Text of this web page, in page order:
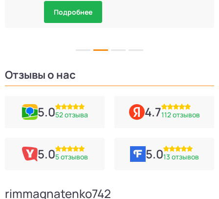
Подробнее
Отзывы о нас
5.052 отзыва 4.7112 отзывов
5.05 отзывов 5.013 отзывов
rimmagnatenko742